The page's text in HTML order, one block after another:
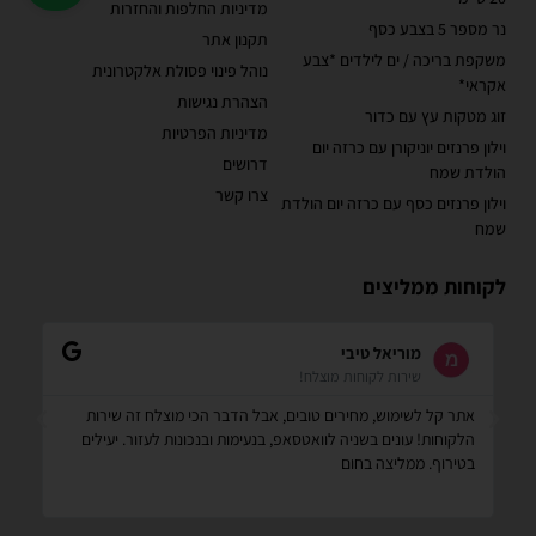
נר מספר 5 בצבע כסף
משקפת בריכה / ים לילדים *צבע
אקראי*
זוג מטקות עץ עם כדור
וילון פרנזים יוניקורן עם כרזה יום
הולדת שמח
וילון פרנזים כסף עם כרזה יום הולדת
שמח
מדיניות החלפות והחזרות
תקנון אתר
נוהל פינוי פסולת אלקטרונית
הצהרת נגישות
מדיניות הפרטיות
דרושים
צרו קשר
לקוחות ממליצים
מוריאל טיבי
שירות לקוחות מוצלח!
אתר קל לשימוש, מחירים טובים, אבל הדבר הכי מוצלח זה שירות
הלקוחות! עונים בשניה לוואטסאפ, בנעימות ובנכונות לעזור. יעילים
בטירוף. ממליצה בחום